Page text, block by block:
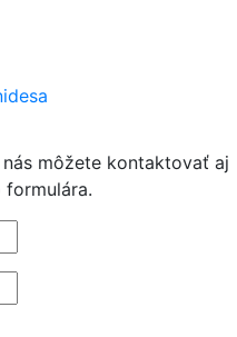
môžete kontaktovať aj